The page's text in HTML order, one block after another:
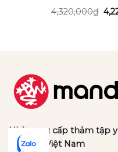
4,320,000₫ Giá
gốc
Nhà cung cấp thảm tập
hãng tại Việt Nam